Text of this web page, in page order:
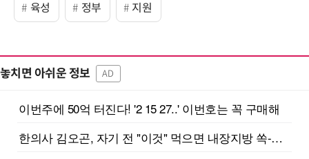
육성 정부 지원
놓치면 아쉬운 정보 AD